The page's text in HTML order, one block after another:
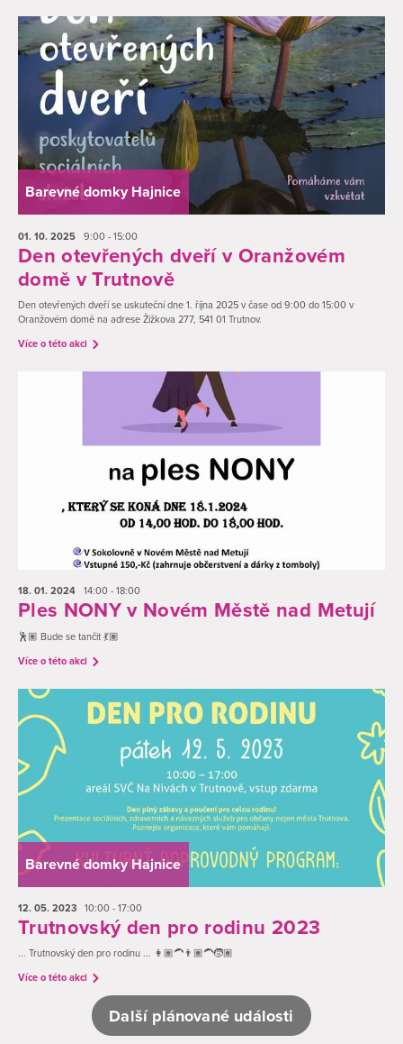
Barevné domky Hajnice
01. 10. 2025 9:00 - 15:00
Den otevřených dveří v Oranžovém
domě v Trutnově
Den otevřených dveří se uskuteční dne 1. října 2025 v čase od 9:00 do 15:00 v
Oranžovém domě na adrese Žižkova 277, 541 01 Trutnov.
Více o této akci
18. 01. 2024 14:00 - 18:00
Ples NONY v Novém Městě nad Metují
🕺🏽 Bude se tančit 💃🏽
Více o této akci
Barevné domky Hajnice
12. 05. 2023 10:00 - 17:00
Trutnovský den pro rodinu 2023
... Trutnovský den pro rodinu ... 👩🏽‍🦱👨🏽‍🦱🧒🏽
Více o této akci
Další plánované události